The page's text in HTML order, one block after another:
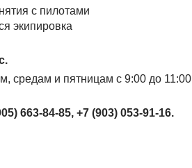
с пилотами
экипировка
средам и пятницам с 9:00 до 11:00
663-84-85, +7 (903) 053-91-16.